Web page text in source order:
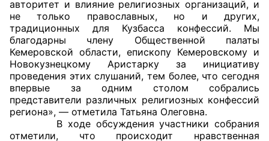
органах федеральных органов
исполнительной власти
Общественные советы по проведению
независимой оценки качества условий
оказания услуг
О Палате
Структура Палаты
авторитет и влияние религиозных организаций, и
не только православных, но и других,
традиционных для Кузбасса конфессий. Мы
благодарны члену Общественной палаты
Кемеровской области, епископу Кемеровскому и
Новокузнецкому Аристарку за инициативу
проведения этих слушаний, тем более, что сегодня
впервые за одним столом собрались
представители различных религиозных конфессий
региона», — отметила Татьяна Олеговна.
В ходе обсуждения участники собрания
отметили, что происходит нравственная